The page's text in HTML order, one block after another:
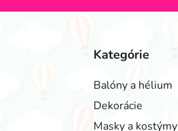
Kategórie
Balóny a hélium
Dekorácie
Masky a kostýmy